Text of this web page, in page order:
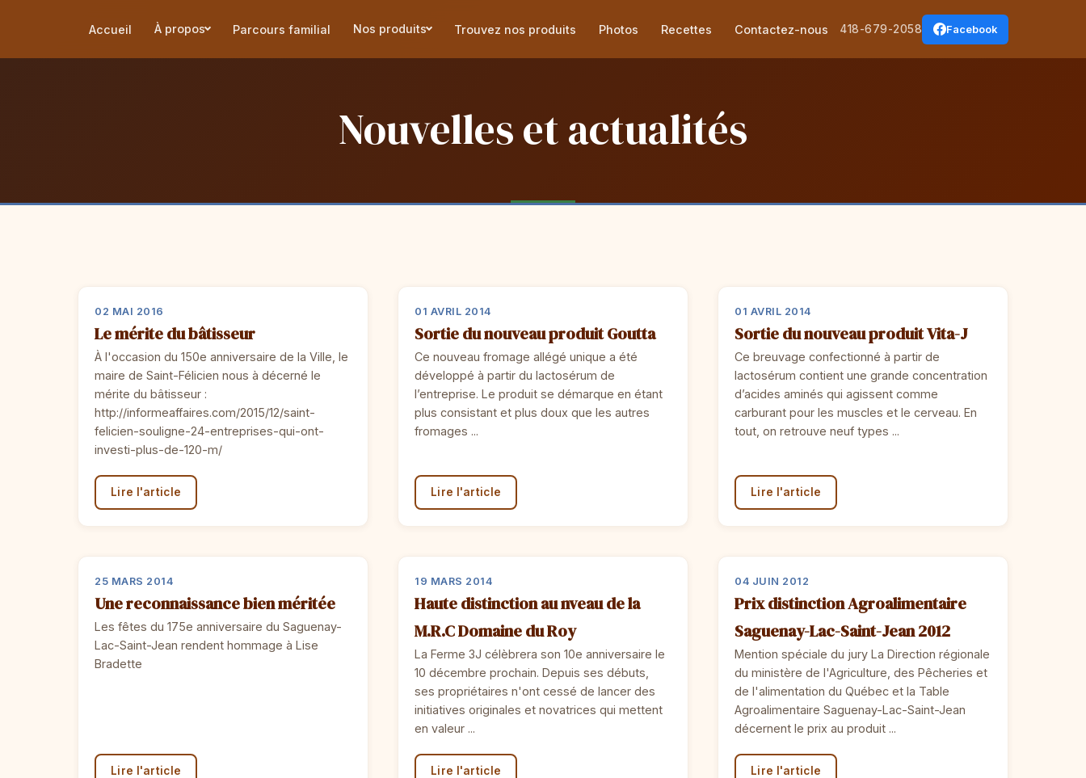
Accueil À propos Parcours familial Nos produits Trouvez nos produits Photos Recettes Contactez-nous 418-679-2058 Facebook
Nouvelles et actualités
02 MAI 2016
Le mérite du bâtisseur
À l'occasion du 150e anniversaire de la Ville, le
maire de Saint-Félicien nous à décerné le
mérite du bâtisseur :
http://informeaffaires.com/2015/12/saint-
felicien-souligne-24-entreprises-qui-ont-
investi-plus-de-120-m/
Lire l'article
01 AVRIL 2014
Sortie du nouveau produit Goutta
Ce nouveau fromage allégé unique a été
développé à partir du lactosérum de
l’entreprise. Le produit se démarque en étant
plus consistant et plus doux que les autres
fromages ...
Lire l'article
01 AVRIL 2014
Sortie du nouveau produit Vita-J
Ce breuvage confectionné à partir de
lactosérum contient une grande concentration
d’acides aminés qui agissent comme
carburant pour les muscles et le cerveau. En
tout, on retrouve neuf types ...
Lire l'article
25 MARS 2014
Une reconnaissance bien méritée
Les fêtes du 175e anniversaire du Saguenay-
Lac-Saint-Jean rendent hommage à Lise
Bradette
Lire l'article
19 MARS 2014
Haute distinction au nveau de la
M.R.C Domaine du Roy
La Ferme 3J célèbrera son 10e anniversaire le
10 décembre prochain. Depuis ses débuts,
ses propriétaires n'ont cessé de lancer des
initiatives originales et novatrices qui mettent
en valeur ...
Lire l'article
04 JUIN 2012
Prix distinction Agroalimentaire
Saguenay-Lac-Saint-Jean 2012
Mention spéciale du jury La Direction régionale
du ministère de l'Agriculture, des Pêcheries et
de l'alimentation du Québec et la Table
Agroalimentaire Saguenay-Lac-Saint-Jean
décernent le prix au produit ...
Lire l'article